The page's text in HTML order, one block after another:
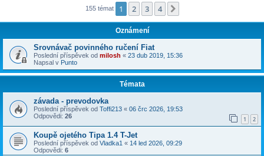
155 témat 1 2 3 4
Oznámení
Srovnávač povinného ručení Fiat
Poslední příspěvek od milosh « 23 dub 2019, 15:36
Napsal v Punto
Témata
závada - prevodovka
Poslední příspěvek od Toffi213 « 06 črc 2026, 19:53
Odpovědi: 26 1 2
Koupě ojetého Tipa 1.4 T-Jet
Poslední příspěvek od Vladka1 « 14 led 2026, 09:29
Odpovědi: 6